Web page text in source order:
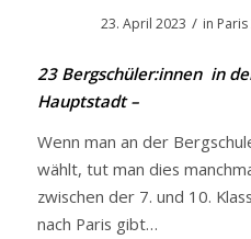
23. April 2023 / in
23 Bergschüler:innen in
Hauptstadt –
Wenn man an der
wählt, tut man dies
zwischen der 7. und 10.
nach Paris gibt…